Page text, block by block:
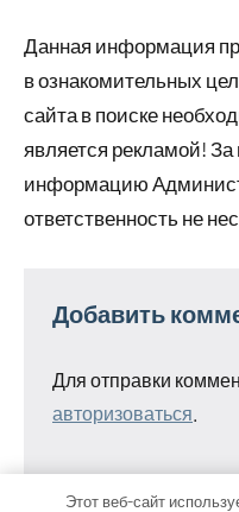
Данная информация
в ознакомительных
сайта в поиске
является рекламой!
информацию
ответственность не
Добавить
Для отправки
авторизоваться
Этот веб-сайт